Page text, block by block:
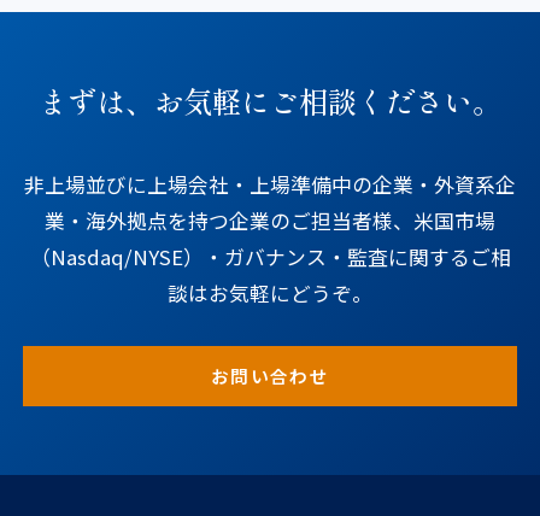
まずは、お気軽にご相談ください。
非上場並びに上場会社・上場準備中の企業・外資系企
業・海外拠点を持つ企業のご担当者様、米国市場
（Nasdaq/NYSE）・ガバナンス・監査に関するご相
談はお気軽にどうぞ。
お問い合わせ